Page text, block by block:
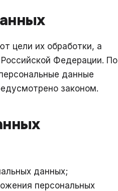
цели их обработки, а
Федерации. По
данные
законом.
данных;
персональных